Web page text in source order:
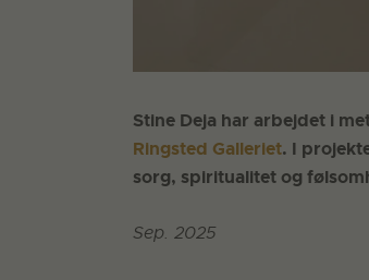
Stine Deja har arbejdet i
Ringsted Galleriet. I
sorg, spiritualitet og
Sep. 2025